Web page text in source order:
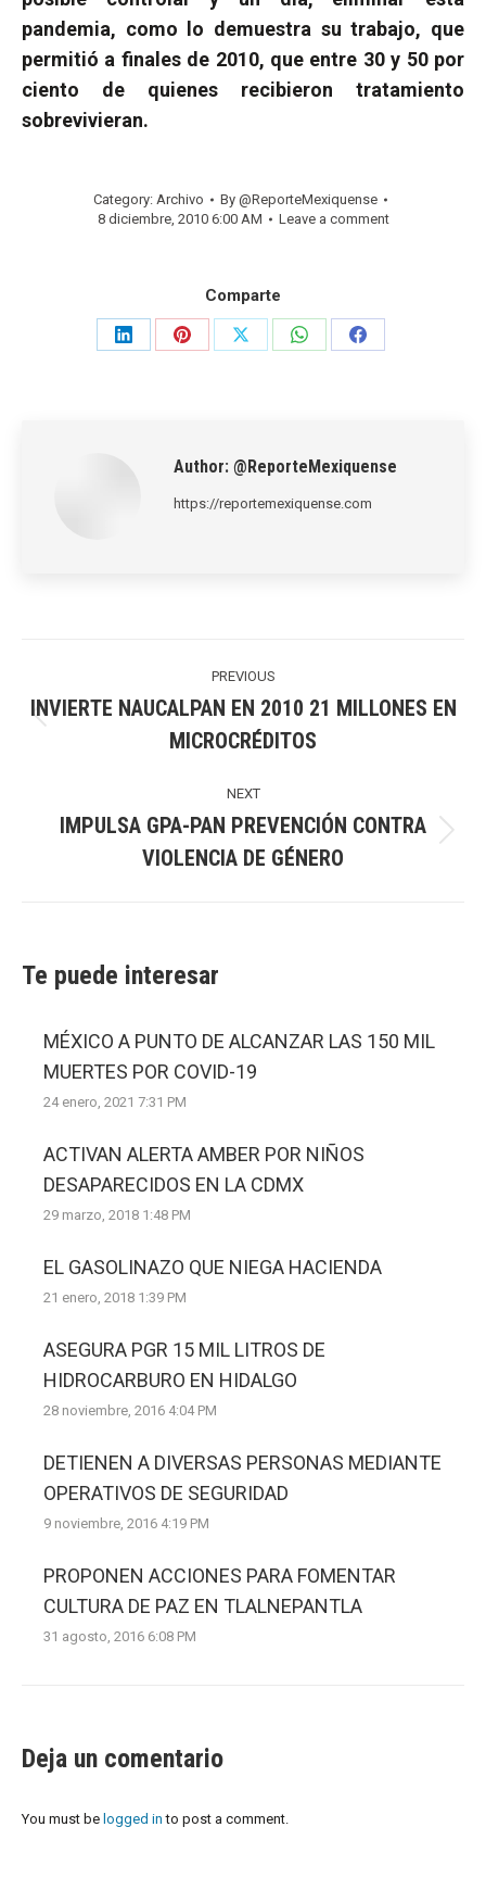
pandemia, como lo demuestra su trabajo, que
permitió a finales de 2010, que entre 30 y 50 por
ciento de quienes recibieron tratamiento
sobrevivieran.
Category: Archivo By @ReporteMexiquense
8 diciembre, 2010 6:00 AM
Leave a comment
Comparte
Share
Share
Share
Share
Share
Author: @ReporteMexiquense
https://reportemexiquense.com
PREVIOUS
Previous
post:
INVIERTE NAUCALPAN EN 2010 21 MILLONES EN
MICROCRÉDITOS
NEXT
post:
IMPULSA GPA-PAN PREVENCIÓN CONTRA
VIOLENCIA DE GÉNERO
Te puede interesar
MÉXICO A PUNTO DE ALCANZAR LAS 150 MIL
MUERTES POR COVID-19
24 enero, 2021 7:31 PM
ACTIVAN ALERTA AMBER POR NIÑOS
DESAPARECIDOS EN LA CDMX
29 marzo, 2018 1:48 PM
EL GASOLINAZO QUE NIEGA HACIENDA
21 enero, 2018 1:39 PM
ASEGURA PGR 15 MIL LITROS DE
HIDROCARBURO EN HIDALGO
28 noviembre, 2016 4:04 PM
DETIENEN A DIVERSAS PERSONAS MEDIANTE
OPERATIVOS DE SEGURIDAD
9 noviembre, 2016 4:19 PM
PROPONEN ACCIONES PARA FOMENTAR
CULTURA DE PAZ EN TLALNEPANTLA
31 agosto, 2016 6:08 PM
Deja un comentario
You must be logged in to post a comment.